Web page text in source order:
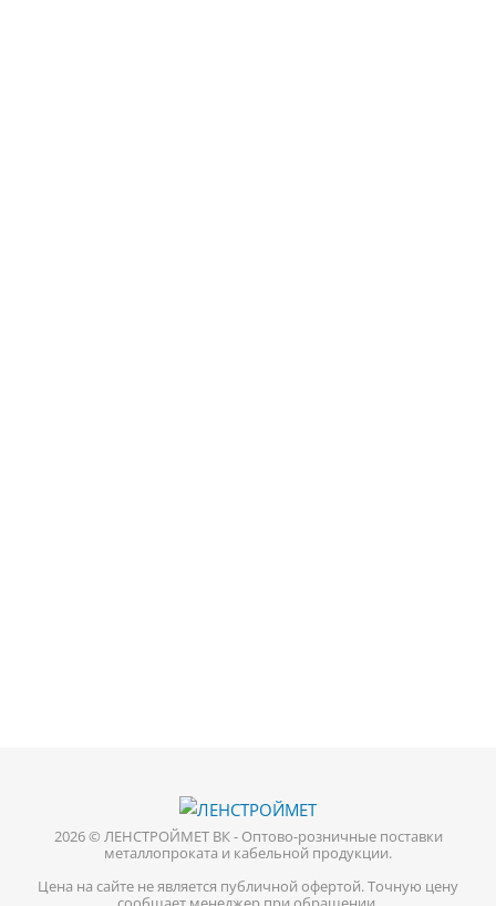
2026 © ЛЕНСТРОЙМЕТ ВК - Оптово-розничные поставки
металлопроката и кабельной продукции.
Цена на сайте не является публичной офертой. Точную цену